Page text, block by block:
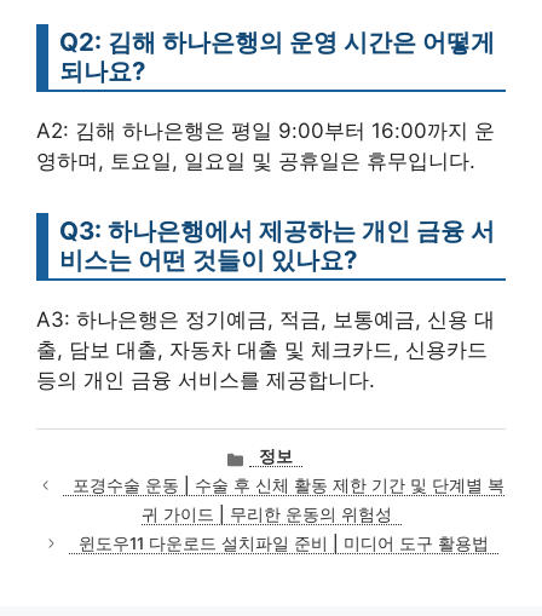
Q2: 김해 하나은행의 운영 시간은 어떻게
되나요?
A2: 김해 하나은행은 평일 9:00부터 16:00까지 운
영하며, 토요일, 일요일 및 공휴일은 휴무입니다.
Q3: 하나은행에서 제공하는 개인 금융 서
비스는 어떤 것들이 있나요?
A3: 하나은행은 정기예금, 적금, 보통예금, 신용 대
출, 담보 대출, 자동차 대출 및 체크카드, 신용카드
등의 개인 금융 서비스를 제공합니다.
카
테
고
리
정보
포경수술 운동 | 수술 후 신체 활동 제한 기간 및 단계별 복
귀 가이드 | 무리한 운동의 위험성
윈도우11 다운로드 설치파일 준비 | 미디어 도구 활용법